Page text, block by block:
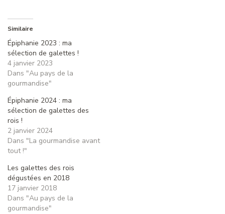
Similaire
Épiphanie 2023 : ma
sélection de galettes !
4 janvier 2023
Dans "Au pays de la
gourmandise"
Épiphanie 2024 : ma
sélection de galettes des
rois !
2 janvier 2024
Dans "La gourmandise avant
tout !"
Les galettes des rois
dégustées en 2018
17 janvier 2018
Dans "Au pays de la
gourmandise"